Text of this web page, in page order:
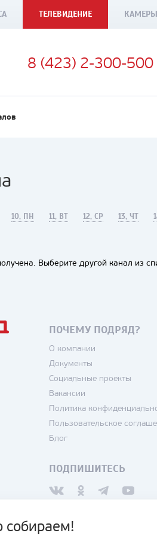
ТЕЛЕВИДЕНИЕ КАМЕРЫ
8 (423) 2-300-500
собираем!
10, ПН 11, ВТ 12, СР 13, ЧТ
Выберите другой канал из
ПОЧЕМУ ПОДРЯД?
О компании
Документы
Социальные проекты
Вакансии
Политика
Пользовательское
Блог
ПОДПИШИТЕСЬ